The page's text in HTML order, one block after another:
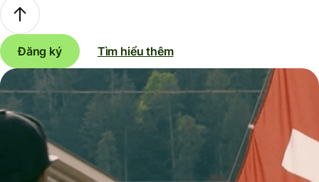
Đăng ký Tìm hiểu thêm